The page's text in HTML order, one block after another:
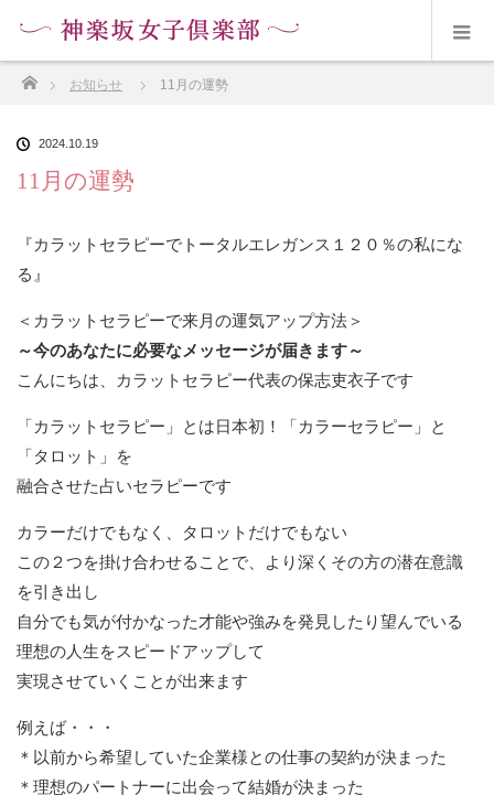
ホーム
お知らせ 11月の運勢
2024.10.19
11月の運勢
『カラットセラピーでトータルエレガンス１２０％の私にな
る』
＜カラットセラピーで来月の運気アップ方法＞
～今のあなたに必要なメッセージが届きます～
こんにちは、カラットセラピー代表の保志吏衣子です
「カラットセラピー」とは日本初！「カラーセラピー」と
「タロット」を
融合させた占いセラピーです
カラーだけでもなく、タロットだけでもない
この２つを掛け合わせることで、より深くその方の潜在意識
を引き出し
自分でも気が付かなった才能や強みを発見したり望んでいる
理想の人生をスピードアップして
実現させていくことが出来ます
例えば・・・
＊以前から希望していた企業様との仕事の契約が決まった
＊理想のパートナーに出会って結婚が決まった